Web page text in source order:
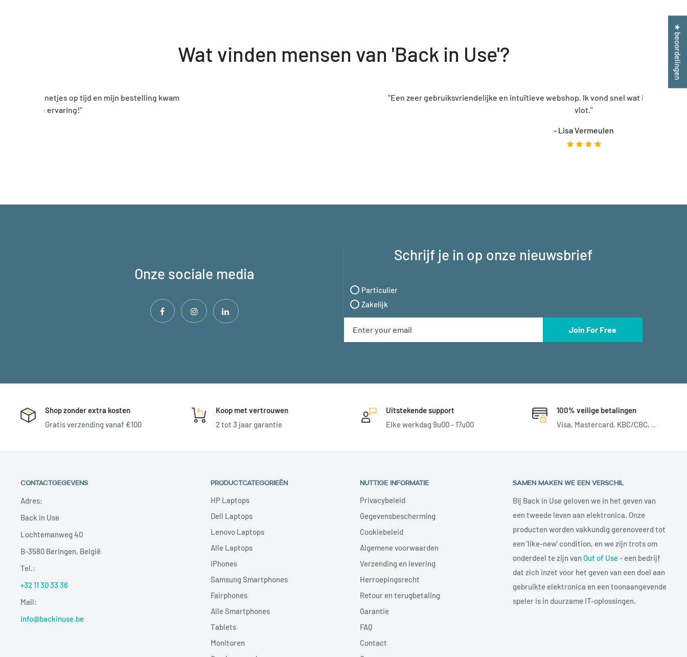
Wat vinden mensen van 'Back in Use'?
"Een zeer gebruiksvriendelijke en intuïtieve webshop. Ik vond snel wat ik zocht en de bestelprocedure verliep
Onze sociale media
Schrijf je in op onze nieuwsbrief
Particulier
Zakelijk
Join For Free
Shop zonder extra kosten
Gratis verzending vanaf €100
Koop met vertrouwen
2 tot 3 jaar garantie
Uitstekende support
Elke werkdag 9u00 - 17u00
100% veilige betalingen
Visa, Mastercard, KBC/CBC, ..
CONTACTGEGEVENS
Adres:
Back in Use
Lochtemanweg 40
B-3580 Beringen, België
Tel.:
+32 11 30 33 36
Mail:
info@backinuse.be
PRODUCTCATEGORIEËN
HP Laptops
Dell Laptops
Lenovo Laptops
Alle Laptops
iPhones
Samsung Smartphones
Fairphones
Alle Smartphones
Tablets
Monitoren
NUTTIGE INFORMATIE
Privacybeleid
Gegevensbescherming
Cookiebeleid
Algemene voorwaarden
Verzending en levering
Herroepingsrecht
Retour en terugbetaling
Garantie
FAQ
Contact
SAMEN MAKEN WE EEN VERSCHIL
Bij Back in Use geloven we in het geven van
een tweede leven aan elektronica. Onze
producten worden vakkundig gerenoveerd tot
een 'like-new' condition, en we zijn trots om
onderdeel te zijn van Out of Use- een bedrijf
dat zich inzet voor het geven van een doel aan
gebruikte elektronica en een toonaangevende
speler is in duurzame IT-oplossingen.
★ beoordelingen